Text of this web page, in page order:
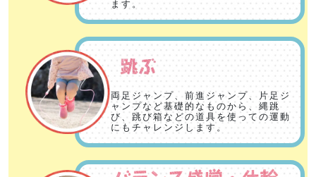
ます。
両足ジャンプ、前進ジャンプ、片足ジ
ャンプなど基礎的なものから、縄跳
び、跳び箱などの道具を使っての運動
にもチャレンジします。